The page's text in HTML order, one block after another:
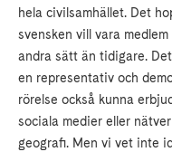
hela civilsamhället. Det
svensken vill vara
andra sätt än tidigare.
en representativ och
rörelse också kunna
sociala medier eller
geografi. Men vi vet inte